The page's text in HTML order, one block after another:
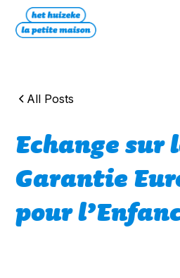
All Posts
Echange sur
Garantie
pour